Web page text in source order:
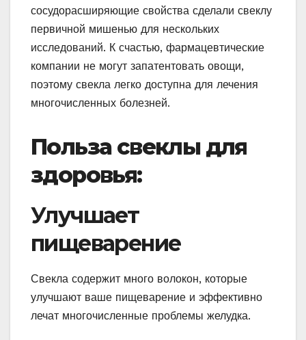
сосудорасширяющие свойства сделали свеклу
первичной мишенью для нескольких
исследований. К счастью, фармацевтические
компании не могут запатентовать овощи,
поэтому свекла легко доступна для лечения
многочисленных болезней.
Польза свеклы для
здоровья:
Улучшает
пищеварение
Свекла содержит много волокон, которые
улучшают ваше пищеварение и эффективно
лечат многочисленные проблемы желудка.